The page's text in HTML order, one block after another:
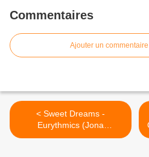
Commentaires
Ajouter un commentaire
< Sweet Dreams -
Eurythmics (Jona
Camacho)